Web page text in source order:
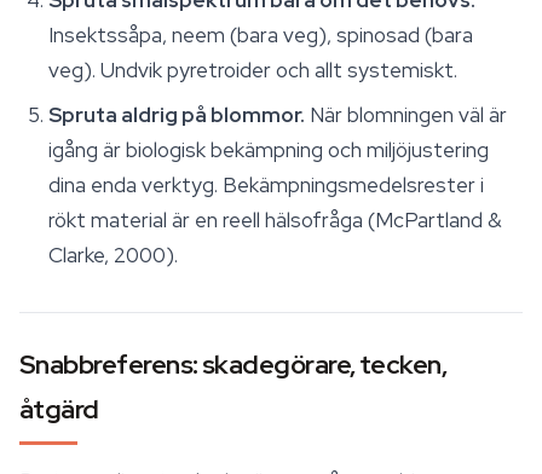
Insektssåpa, neem (bara veg), spinosad (bara
veg). Undvik pyretroider och allt systemiskt.
Spruta aldrig på blommor. När blomningen väl är
igång är biologisk bekämpning och miljöjustering
dina enda verktyg. Bekämpningsmedelsrester i
rökt material är en reell hälsofråga (McPartland &
Clarke, 2000).
Snabbreferens: skadegörare, tecken,
åtgärd